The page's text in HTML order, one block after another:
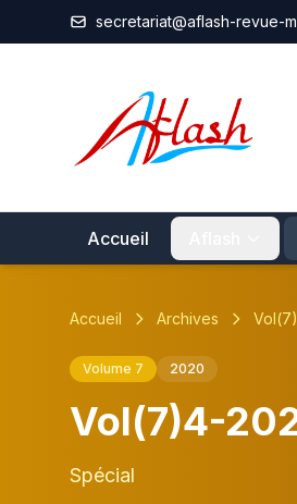
Aller au contenu principal
secretariat@aflash-revue-
Accueil
Accueil Archives
Volume 7 2020
Vol(7)4-
Spécial